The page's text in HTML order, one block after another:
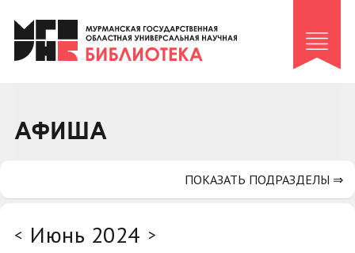
Клуб «Гиря и сельдерей»
Клуб «Семейный архив»
Коллегам
АФИША
< Июнь 2024 >
ПОКАЗАТЬ ПОДРАЗДЕЛЫ ⇒